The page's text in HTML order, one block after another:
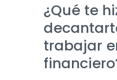
¿Qué te
trabajar